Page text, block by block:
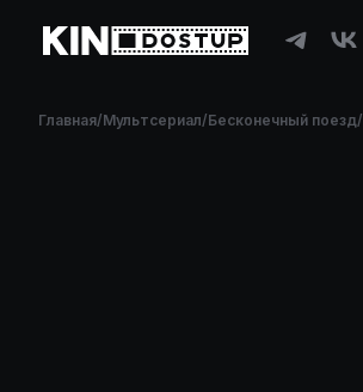
Главная/Мультсериал/Бесконечный поезд/